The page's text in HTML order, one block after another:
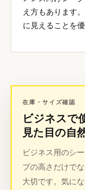
え方もあります
に見えることを
在庫・サイズ確認
ビジネスで
見た目の自
ビジネス用のシ
プの高さだけで
大切です。気に